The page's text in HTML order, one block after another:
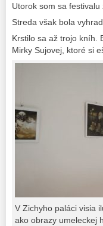
Utorok som sa
Streda však bola
Krstilo sa až trojo kníh.
Mirky Sujovej, ktoré si
V Zichyho paláci visia
ako obrazy umeleckej